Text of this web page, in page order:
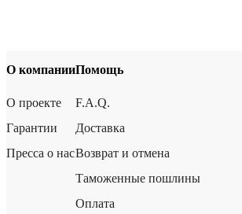
О компании
О проекте
Гарантии
Пресса о нас
Помощь
F.A.Q.
Доставка
Возврат и отмена
Таможенные пошлины
Оплата